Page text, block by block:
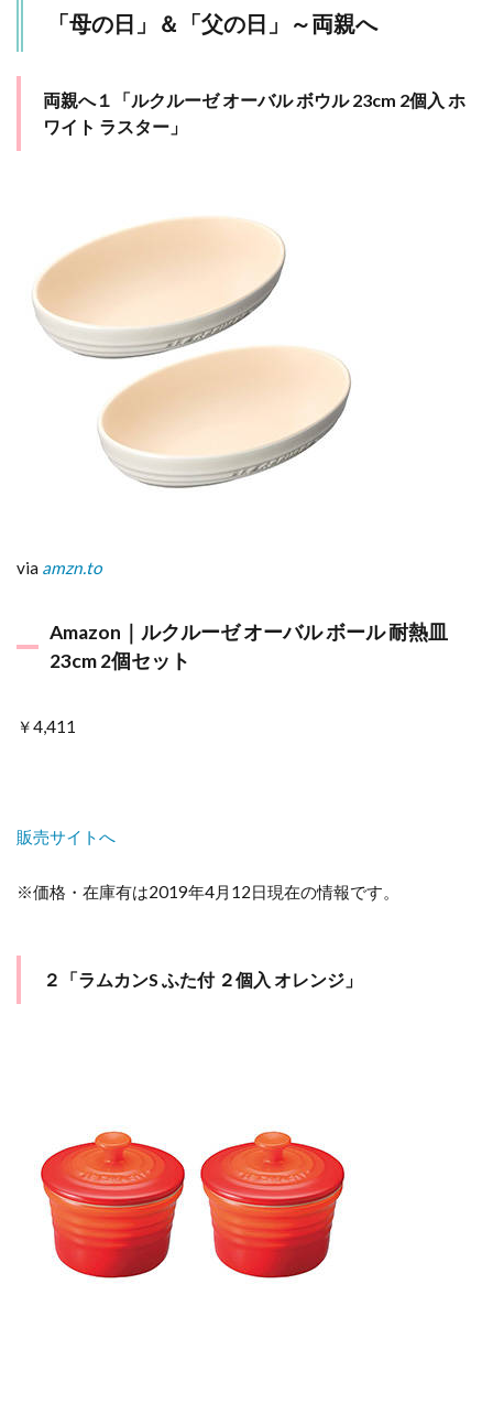
「母の日」＆「父の日」～両親へ
両親へ１「ルクルーゼ オーバル ボウル 23cm 2個入 ホ
ワイト ラスター」
via amzn.to
Amazon｜ルクルーゼ オーバル ボール 耐熱皿
23cm 2個セット
￥4,411
販売サイトへ
※価格・在庫有は2019年4月12日現在の情報です。
２「ラムカンS ふた付 ２個入 オレンジ」